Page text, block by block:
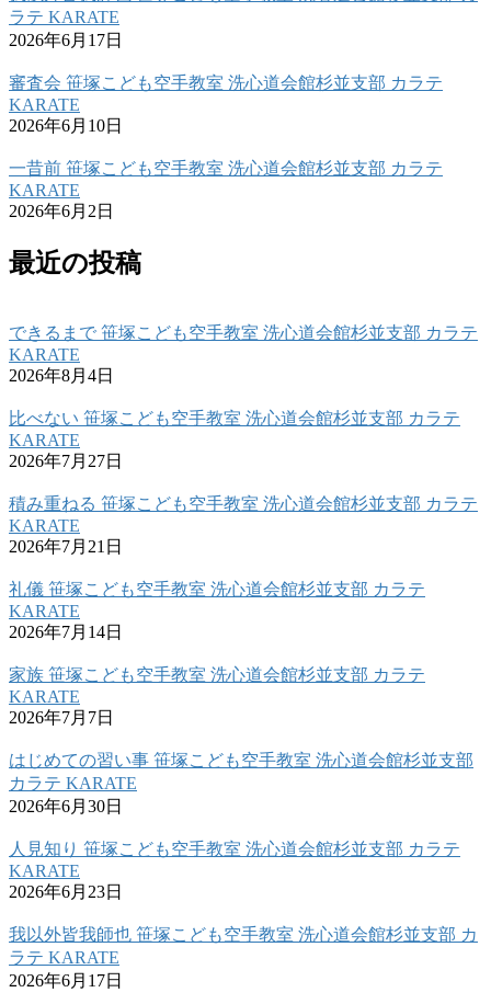
ラテ KARATE
2026年6月17日
審査会 笹塚こども空手教室 洗心道会館杉並支部 カラテ
KARATE
2026年6月10日
一昔前 笹塚こども空手教室 洗心道会館杉並支部 カラテ
KARATE
2026年6月2日
最近の投稿
できるまで 笹塚こども空手教室 洗心道会館杉並支部 カラテ
KARATE
2026年8月4日
比べない 笹塚こども空手教室 洗心道会館杉並支部 カラテ
KARATE
2026年7月27日
積み重ねる 笹塚こども空手教室 洗心道会館杉並支部 カラテ
KARATE
2026年7月21日
礼儀 笹塚こども空手教室 洗心道会館杉並支部 カラテ
KARATE
2026年7月14日
家族 笹塚こども空手教室 洗心道会館杉並支部 カラテ
KARATE
2026年7月7日
はじめての習い事 笹塚こども空手教室 洗心道会館杉並支部
カラテ KARATE
2026年6月30日
人見知り 笹塚こども空手教室 洗心道会館杉並支部 カラテ
KARATE
2026年6月23日
我以外皆我師也 笹塚こども空手教室 洗心道会館杉並支部 カ
ラテ KARATE
2026年6月17日